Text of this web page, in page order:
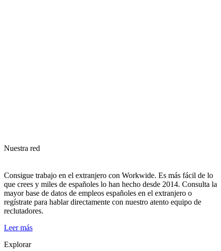
Nuestra red
Consigue trabajo en el extranjero con Workwide. Es más fácil de lo
que crees y miles de españoles lo han hecho desde 2014. Consulta la
mayor base de datos de empleos españoles en el extranjero o
regístrate para hablar directamente con nuestro atento equipo de
reclutadores.
Leer más
Explorar